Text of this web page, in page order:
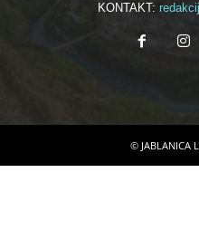
KONTAKT:
© JABLANICA